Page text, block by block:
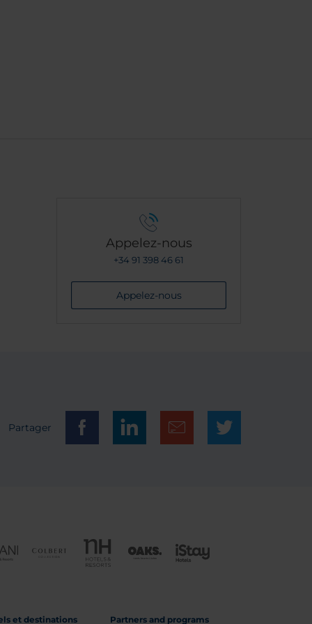
Appelez-nous
+34 91 398 46 61
Appelez-nous
Partager
et destinations Partners and programs